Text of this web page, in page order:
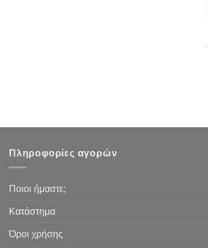
Πληροφορίες αγορών
Ποιοι ήμαστε;
Κατάστημα
Όροι χρήσης